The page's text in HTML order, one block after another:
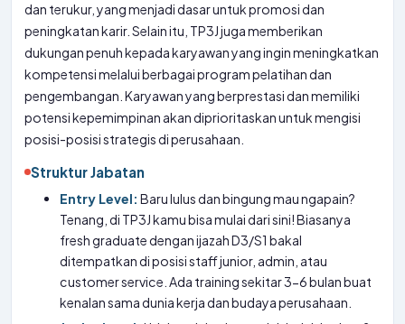
dan terukur, yang menjadi dasar untuk promosi dan
peningkatan karir. Selain itu, TP3J juga memberikan
dukungan penuh kepada karyawan yang ingin meningkatkan
kompetensi melalui berbagai program pelatihan dan
pengembangan. Karyawan yang berprestasi dan memiliki
potensi kepemimpinan akan diprioritaskan untuk mengisi
posisi-posisi strategis di perusahaan.
Struktur Jabatan
Entry Level: Baru lulus dan bingung mau ngapain?
Tenang, di TP3J kamu bisa mulai dari sini! Biasanya
fresh graduate dengan ijazah D3/S1 bakal
ditempatkan di posisi staff junior, admin, atau
customer service. Ada training sekitar 3-6 bulan buat
kenalan sama dunia kerja dan budaya perusahaan.